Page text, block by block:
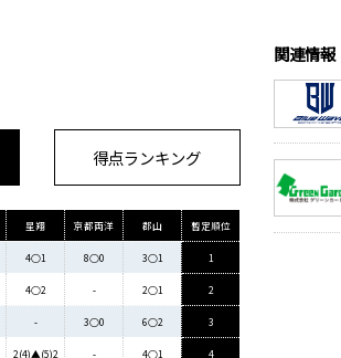
得点ランキング
星翔 京都両洋 郡山 暫定順位
4○1 8○0 3○1 1
4○2 - 2○1 2
- 3○0 6○2 3
2(4)▲(5)2 - 4○1 4
関連情報